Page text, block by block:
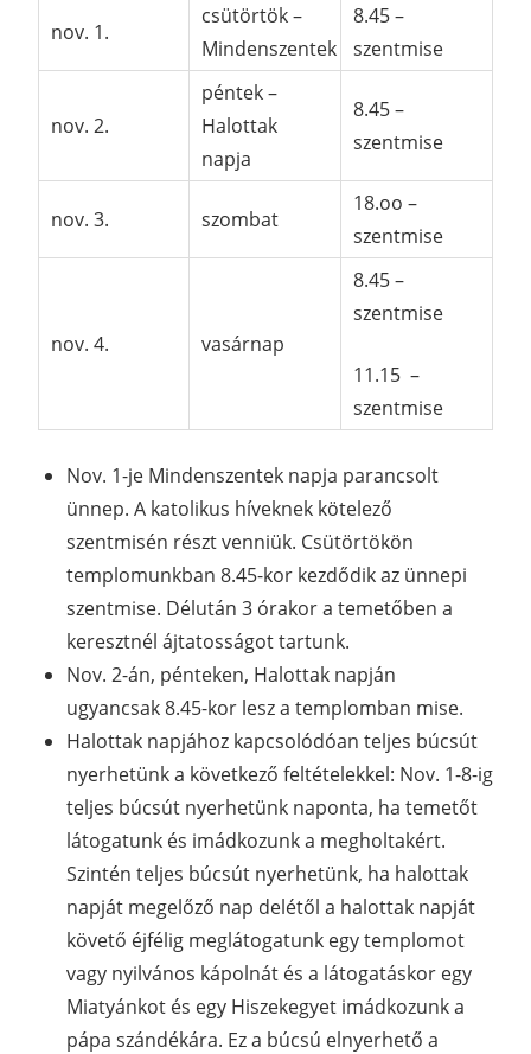
nov. 1.
csütörtök –
Mindenszentek
8.45 –
szentmise
nov. 2.
péntek –
Halottak
napja
8.45 –
szentmise
nov. 3. szombat
18.oo –
szentmise
nov. 4. vasárnap
8.45 –
szentmise
11.15 –
szentmise
Nov. 1-je Mindenszentek napja parancsolt
ünnep. A katolikus híveknek kötelező
szentmisén részt venniük. Csütörtökön
templomunkban 8.45-kor kezdődik az ünnepi
szentmise. Délután 3 órakor a temetőben a
keresztnél ájtatosságot tartunk.
Nov. 2-án, pénteken, Halottak napján
ugyancsak 8.45-kor lesz a templomban mise.
Halottak napjához kapcsolódóan teljes búcsút
nyerhetünk a következő feltételekkel: Nov. 1-8-ig
teljes búcsút nyerhetünk naponta, ha temetőt
látogatunk és imádkozunk a megholtakért.
Szintén teljes búcsút nyerhetünk, ha halottak
napját megelőző nap delétől a halottak napját
követő éjfélig meglátogatunk egy templomot
vagy nyilvános kápolnát és a látogatáskor egy
Miatyánkot és egy Hiszekegyet imádkozunk a
pápa szándékára. Ez a búcsú elnyerhető a